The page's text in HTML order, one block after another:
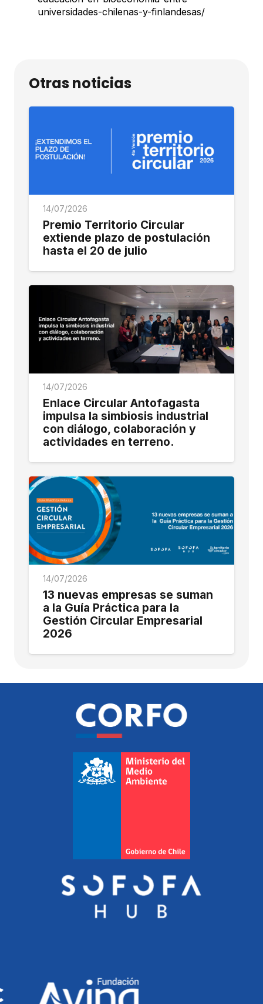
universidades-chilenas-y-finlandesas/
Otras noticias
14/07/2026
Premio Territorio Circular
extiende plazo de postulación
hasta el 20 de julio
14/07/2026
Enlace Circular Antofagasta
impulsa la simbiosis industrial
con diálogo, colaboración y
actividades en terreno.
14/07/2026
13 nuevas empresas se suman
a la Guía Práctica para la
Gestión Circular Empresarial
2026